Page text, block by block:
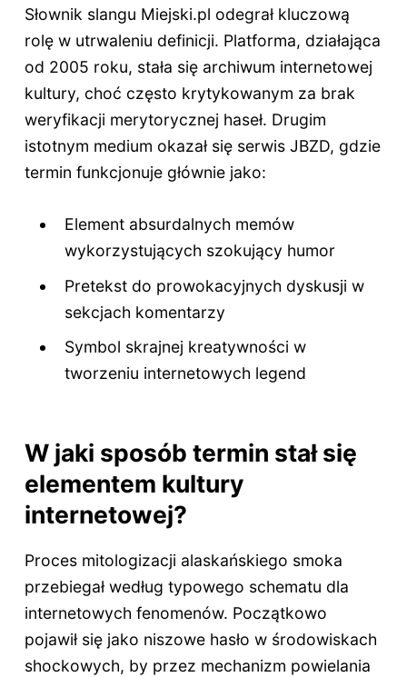
Słownik slangu Miejski.pl odegrał kluczową
rolę w utrwaleniu definicji. Platforma, działająca
od 2005 roku, stała się archiwum internetowej
kultury, choć często krytykowanym za brak
weryfikacji merytorycznej haseł. Drugim
istotnym medium okazał się serwis JBZD, gdzie
termin funkcjonuje głównie jako:
Element absurdalnych memów
wykorzystujących szokujący humor
Pretekst do prowokacyjnych dyskusji w
sekcjach komentarzy
Symbol skrajnej kreatywności w
tworzeniu internetowych legend
W jaki sposób termin stał się
elementem kultury
internetowej?
Proces mitologizacji alaskańskiego smoka
przebiegał według typowego schematu dla
internetowych fenomenów. Początkowo
pojawił się jako niszowe hasło w środowiskach
shockowych, by przez mechanizm powielania